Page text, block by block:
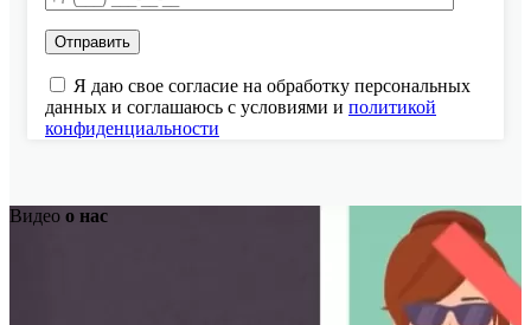
Я даю свое согласие на обработку персональных
данных и соглашаюсь с условиями и политикой
конфиденциальности
Видео о нас